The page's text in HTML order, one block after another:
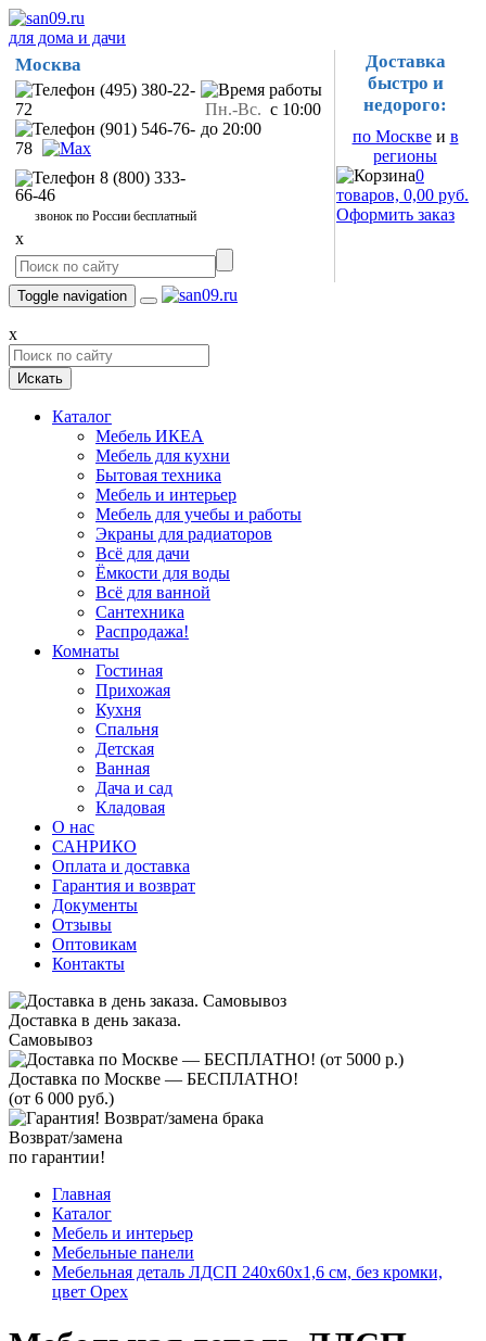
для дома и дачи
Москва
(495) 380-22-
72
(901) 546-76-
78
8 (800) 333-
66-46
звонок по России бесплатный
Пн.-Вс. с 10:00
до 20:00
x
Доставка
быстро и
недорого:
по Москвеи в
регионы
0
товаров, 0,00 руб.
Оформить заказ
Toggle navigation
x
Искать
Каталог
Мебель ИКЕА
Мебель для кухни
Бытовая техника
Мебель и интерьер
Мебель для учебы и работы
Экраны для радиаторов
Всё для дачи
Ёмкости для воды
Всё для ванной
Сантехника
Распродажа!
Комнаты
Гостиная
Прихожая
Кухня
Спальня
Детская
Ванная
Дача и сад
Кладовая
О нас
САНРИКО
Оплата и доставка
Гарантия и возврат
Документы
Отзывы
Оптовикам
Контакты
Доставка в день заказа.
Самовывоз
Доставка по Москве — БЕСПЛАТНО!
(от 6 000 руб.)
Возврат/замена
по гарантии!
Главная
Каталог
Мебель и интерьер
Мебельные панели
Мебельная деталь ЛДСП 240х60х1,6 см, без кромки,
цвет Орех